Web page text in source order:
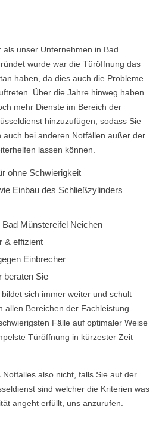
unser Unternehmen in Bad
wurde war die Türöffnung das
haben, da dies auch die Probleme
Über die Jahre hinweg haben
mehr Dienste im Bereich der
hinzuzufügen, sodass Sie
auch bei anderen Notfällen außer der
lassen können.
ohne Schwierigkeit
Einbau des Schließzylinders
Münstereifel Neichen
& effizient
Einbrecher
beraten Sie
sich immer weiter und schult
allen Bereichen der Fachleistung
Fälle auf optimaler Weise
Türöffnung in kürzester Zeit
also nicht, falls Sie auf der
sind welcher die Kriterien was
angeht erfüllt, uns anzurufen.